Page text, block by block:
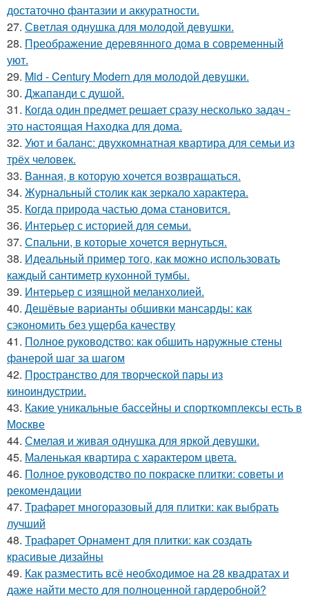
достаточно фантазии и аккуратности.
27. Светлая однушка для молодой девушки.
28. Преображение деревянного дома в современный
уют.
29. Mid - Century Modern для молодой девушки.
30. Джапанди с душой.
31. Когда один предмет решает сразу несколько задач -
это настоящая Находка для дома.
32. Уют и баланс: двухкомнатная квартира для семьи из
трёх человек.
33. Ванная, в которую хочется возвращаться.
34. Журнальный столик как зеркало характера.
35. Когда природа частью дома становится.
36. Интерьер с историей для семьи.
37. Спальни, в которые хочется вернуться.
38. Идеальный пример того, как можно использовать
каждый сантиметр кухонной тумбы.
39. Интерьер с изящной меланхолией.
40. Дешёвые варианты обшивки мансарды: как
сэкономить без ущерба качеству
41. Полное руководство: как обшить наружные стены
фанерой шаг за шагом
42. Пространство для творческой пары из
киноиндустрии.
43. Какие уникальные бассейны и спорткомплексы есть в
Москве
44. Смелая и живая однушка для яркой девушки.
45. Маленькая квартира с характером цвета.
46. Полное руководство по покраске плитки: советы и
рекомендации
47. Трафарет многоразовый для плитки: как выбрать
лучший
48. Трафарет Орнамент для плитки: как создать
красивые дизайны
49. Как разместить всё необходимое на 28 квадратах и
даже найти место для полноценной гардеробной?